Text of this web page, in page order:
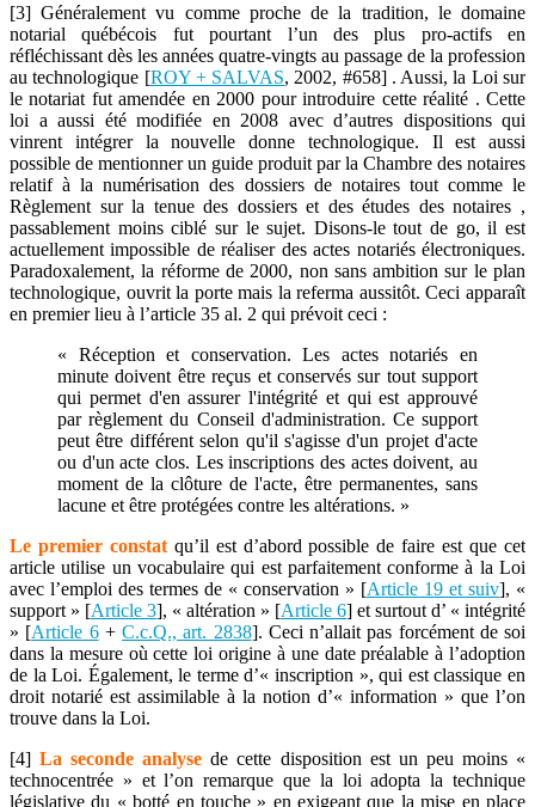
[3] Généralement vu comme proche de la tradition, le domaine
notarial québécois fut pourtant l’un des plus pro-actifs en
réfléchissant dès les années quatre-vingts au passage de la profession
au technologique [ROY + SALVAS, 2002, #658] . Aussi, la Loi sur
le notariat fut amendée en 2000 pour introduire cette réalité . Cette
loi a aussi été modifiée en 2008 avec d’autres dispositions qui
vinrent intégrer la nouvelle donne technologique. Il est aussi
possible de mentionner un guide produit par la Chambre des notaires
relatif à la numérisation des dossiers de notaires tout comme le
Règlement sur la tenue des dossiers et des études des notaires ,
passablement moins ciblé sur le sujet. Disons-le tout de go, il est
actuellement impossible de réaliser des actes notariés électroniques.
Paradoxalement, la réforme de 2000, non sans ambition sur le plan
technologique, ouvrit la porte mais la referma aussitôt. Ceci apparaît
en premier lieu à l’article 35 al. 2 qui prévoit ceci :
« Réception et conservation. Les actes notariés en
minute doivent être reçus et conservés sur tout support
qui permet d'en assurer l'intégrité et qui est approuvé
par règlement du Conseil d'administration. Ce support
peut être différent selon qu'il s'agisse d'un projet d'acte
ou d'un acte clos. Les inscriptions des actes doivent, au
moment de la clôture de l'acte, être permanentes, sans
lacune et être protégées contre les altérations. »
Le premier constatqu’il est d’abord possible de faire est que cet
article utilise un vocabulaire qui est parfaitement conforme à la Loi
avec l’emploi des termes de « conservation » [Article 19 et suiv], «
support » [Article 3], « altération » [Article 6] et surtout d’ « intégrité
» [Article 6+ C.c.Q., art. 2838]. Ceci n’allait pas forcément de soi
dans la mesure où cette loi origine à une date préalable à l’adoption
de la Loi. Également, le terme d’« inscription », qui est classique en
droit notarié est assimilable à la notion d’« information » que l’on
trouve dans la Loi.
[4]La seconde analyse de cette disposition est un peu moins «
technocentrée » et l’on remarque que la loi adopta la technique
législative du « botté en touche » en exigeant que la mise en place